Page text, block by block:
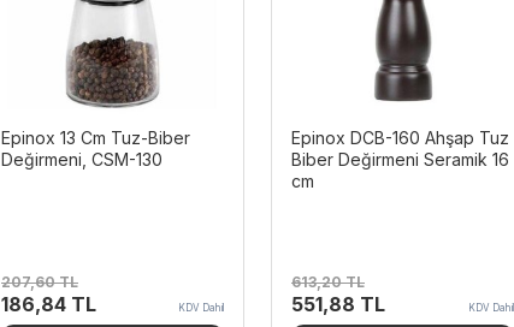
Epinox 13 Cm Tuz-Biber
Değirmeni, CSM-130
207,60TL
Orijinal
186,84 TLŞu
KDV Dahil
Epinox DCB-160 Ahşap Tuz
Biber Değirmeni Seramik 16
cm
613,20TL
Orijinal
551,88 TLŞu
KDV Dahil